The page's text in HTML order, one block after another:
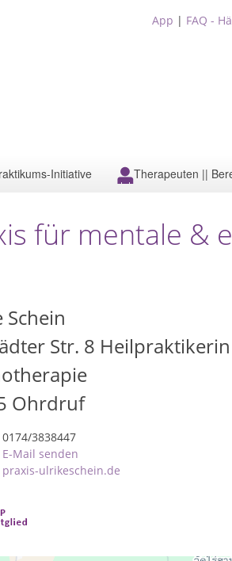
App | FAQ -
Initiative Therapeuten ||
für mentale &
Schein
Str. 8
Ohrdruf
0174/3838447
E-Mail senden
praxis-ulrikeschein.de